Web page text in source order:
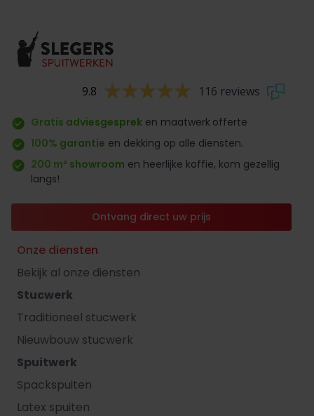
9.8 116 reviews
Gratis adviesgesprek en maatwerk offerte
100% garantie en dekking op alle diensten.
200 m² showroom en heerlijke koffie, kom gezellig
langs!
Ontvang direct uw prijs
Onze diensten
Bekijk al onze diensten
Stucwerk
Traditioneel stucwerk
Nieuwbouw stucwerk
Spuitwerk
Spackspuiten
Latex spuiten